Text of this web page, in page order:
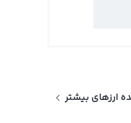
ارزهای بیشتر